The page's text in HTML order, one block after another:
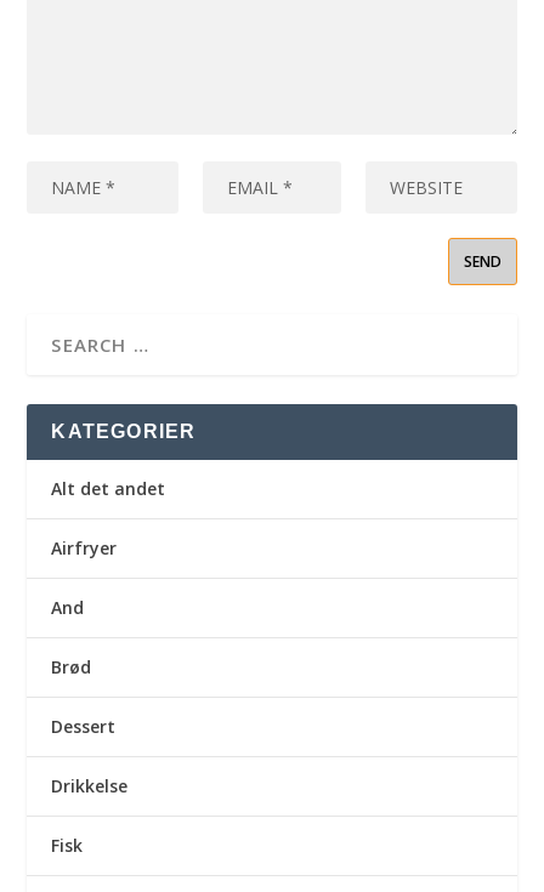
KATEGORIER
Alt det andet
Airfryer
And
Brød
Dessert
Drikkelse
Fisk